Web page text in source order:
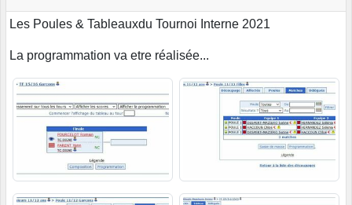
Les Poules & Tableauxdu Tournoi Interne 2021
La programmation va etre réalisée...